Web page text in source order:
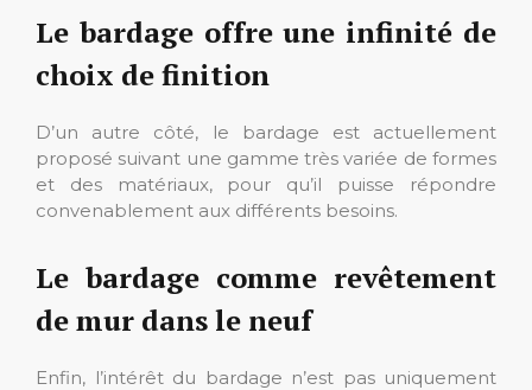
Le bardage offre une infinité de
choix de finition
D’un autre côté, le bardage est actuellement
proposé suivant une gamme très variée de formes
et des matériaux, pour qu’il puisse répondre
convenablement aux différents besoins.
Le bardage comme revêtement
de mur dans le neuf
Enfin, l’intérêt du bardage n’est pas uniquement